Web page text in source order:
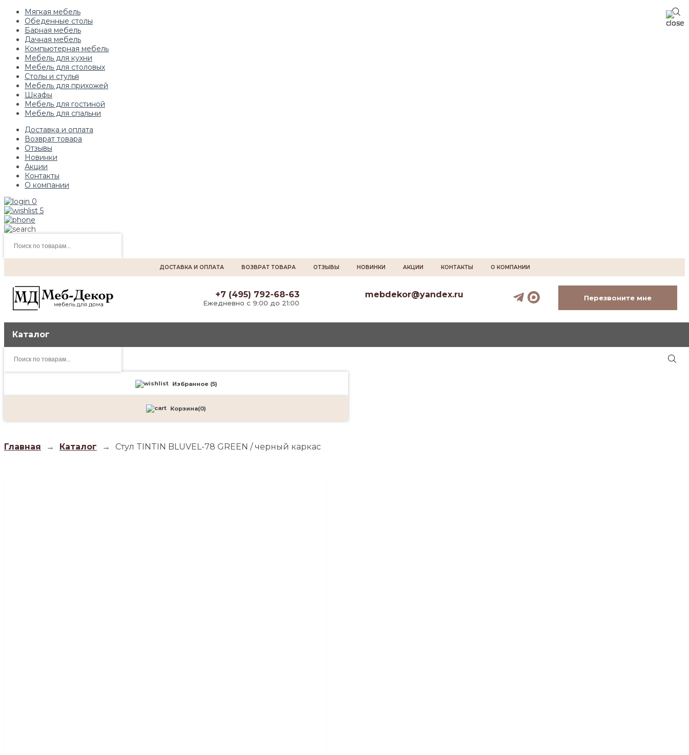
Мягкая мебель
Обеденные столы
Барная мебель
Дачная мебель
Компьютерная мебель
Мебель для кухни
Мебель для столовых
Столы и стулья
Мебель для прихожей
Шкафы
Мебель для гостиной
Мебель для спальни
Доставка и оплата
Возврат товара
Отзывы
Новинки
Акции
Контакты
О компании
0
5
товаров
ДОСТАВКА И ОПЛАТА ВОЗВРАТ ТОВАРА ОТЗЫВЫ НОВИНКИ АКЦИИ КОНТАКТЫ О КОМПАНИИ
+7 (495) 792-68-63
Ежедневно с 9:00 до 21:00
mebdekor@yandex.ru Перезвоните мне
Каталог
товаров
Избранное (5)
Корзина(0)
Главная → Каталог → Стул TINTIN BLUVEL-78 GREEN / черный каркас